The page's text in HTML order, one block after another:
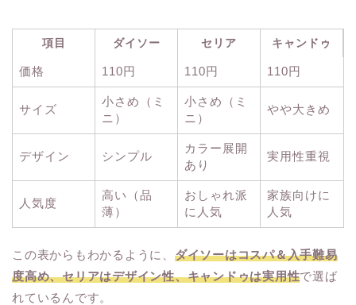
項目 ダイソー セリア キャンドゥ
価格 110円 110円 110円
サイズ
小さめ（ミ
ニ）
小さめ（ミ
ニ）
やや大きめ
デザイン シンプル
カラー展開
あり
実用性重視
人気度
高い（品
薄）
おしゃれ派
に人気
家族向けに
人気
この表からもわかるように、 ダイソーはコスパ＆入手難易
度高め、セリアはデザイン性、キャンドゥは実用性で選ば
れているんです。